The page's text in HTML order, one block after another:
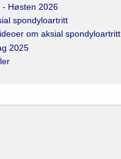
Høsten 2026
spondyloartritt
om aksial spondyloartritt
2025